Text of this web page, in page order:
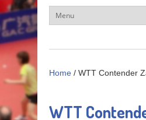
Home / WTT Contender
WTT